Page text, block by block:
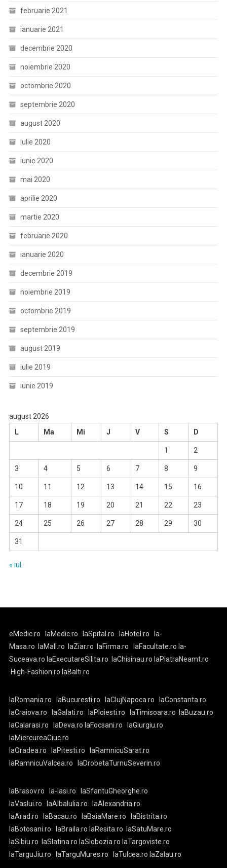
februarie 2021
ianuarie 2021
decembrie 2020
noiembrie 2020
octombrie 2020
septembrie 2020
august 2020
iulie 2020
iunie 2020
mai 2020
aprilie 2020
martie 2020
februarie 2020
ianuarie 2020
decembrie 2019
noiembrie 2019
octombrie 2019
septembrie 2019
august 2019
iulie 2019
iunie 2019
august 2026
L
Ma Mi J V S D
1 2
3 4 5 6 7 8 9
10 11 12 13 14 15 16
17 18 19 20 21 22 23
24 25 26 27 28 29 30
31
« iul.
eMedic.ro laMedic.ro laSpital.ro laHotel.ro
la-
Masa.ro
laMall.ro laZiar.ro laFirma.ro laFacultate.ro la-
Suceava.ro laExecutareSilita.ro laChisinau.ro laPiatraNeamt.ro
High-Fashion.ro laBalti.ro
laRomania.ro laBucuresti.ro laClujNapoca.ro
laConstanta.ro
laCraiova.ro
laGalati.ro laPloiesti.ro laTimisoara.ro
laBuzau.ro
laCalarasi.ro
laDeva.ro laFocsani.ro
laGiurgiu.ro
laMiercureaCiuc.ro
laOradea.ro
laPitesti.ro
laRamnicuSarat.ro
laRamnicuValcea.ro
laDrobetaTurnuSeverin.ro
laBrasov.ro la-Iasi.ro
laSfantuGheorghe.ro
laVaslui.ro
laAlbaIulia.ro
laAlexandria.ro
laArad.ro
laBacau.ro laBaiaMare.ro
laBistrita.ro
laBotosani.ro
laBraila.ro laResita.ro
laSatuMare.ro
laSibiu.ro
laSlatina.ro laSlobozia.ro laTargoviste.ro
laTarguJiu.ro
laTarguMures.ro laTulcea.ro laZalau.ro